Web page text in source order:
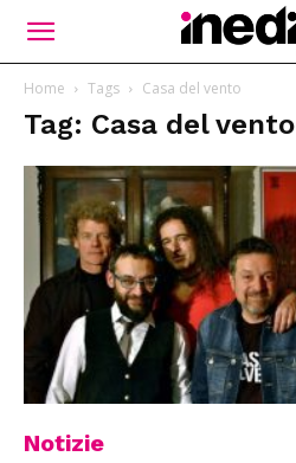
Home Tags Casa del vento
Tag: Casa del vento
Notizie